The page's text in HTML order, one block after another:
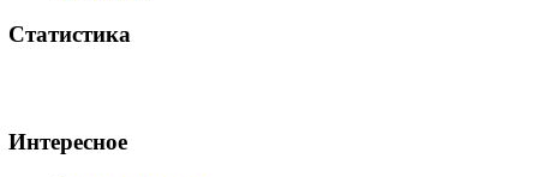
Статистика
Интересное